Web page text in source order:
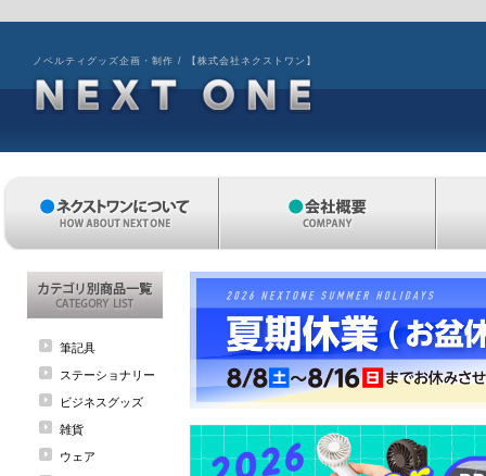
ノベルティグッズ企画・制作 / 【株式会社ネクストワン】
筆記具
ステーショナリー
ビジネスグッズ
雑貨
ウェア